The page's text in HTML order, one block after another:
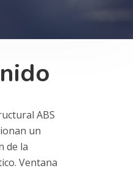
ABS
un
de la
Ventana